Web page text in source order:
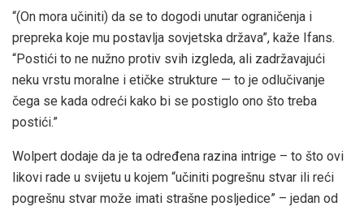
“(On mora učiniti) da se to dogodi unutar ograničenja i
prepreka koje mu postavlja sovjetska država”, kaže Ifans.
“Postići to ne nužno protiv svih izgleda, ali zadržavajući
neku vrstu moralne i etičke strukture — to je odlučivanje
čega se kada odreći kako bi se postiglo ono što treba
postići.”
Wolpert dodaje da je ta određena razina intrige – to što ovi
likovi rade u svijetu u kojem “učiniti pogrešnu stvar ili reći
pogrešnu stvar može imati strašne posljedice” – jedan od